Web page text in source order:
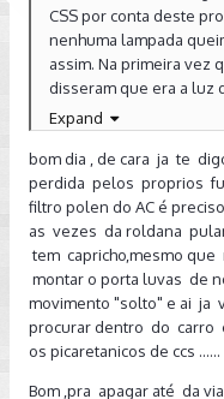
CSS por conta deste
nenhuma lampada
assim. Na primeira vez
disseram que era a luz
refutei falando q a
ele disse... "Ah, então
q essa verificação irá
mês passado.. O carro
conclusão era que o
porta-luvas estava
teria que trocar a peça
luz do porta-luvas não
celular filmando dentro
apagou. Assim mesmo
essa peça e q não tinha
Expand
bom dia , de cara ja te
perdida pelos proprios
filtro polen do AC é
as vezes da roldana
tem capricho,mesmo
montar o porta luvas de
movimento "solto" e ai ja
procurar dentro do carro
os picaretanicos de ccs ......
Bom ,pra apagar até da